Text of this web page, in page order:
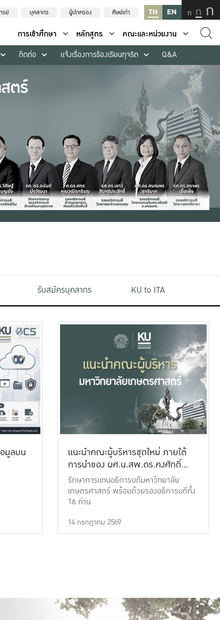
รย์ บุคลากร ผู้ปกครอง ศิษย์เก่า TH EN ก ก ก
การเข้าศึกษา หลักสูตร
คณะและหน่วยงาน
ติดต่อ แจ้งเรื่องการร้องเรียนทุจริต Q&A
รับสมัครบุคลากร KU to ITA
มูลบน
แนะนำคณะผู้บริหารชุดใหม่ ภายใต้
การนำของ ผศ.น.สพ.ดร.คงศักดิ์
เที่ยงธรรม
รักษาการแทนอธิการบดีมหาวิทยาลัย
เกษตรศาสตร์ พร้อมด้วยรองอธิการบดีทั้ง
16 ท่าน
14 กรกฎาคม 2569